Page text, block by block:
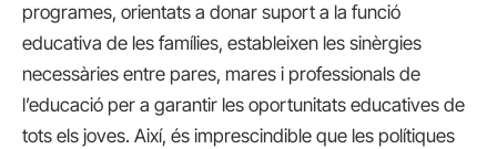
programes, orientats a donar suport a la funció
educativa de les famílies, estableixen les sinèrgies
necessàries entre pares, mares i professionals de
l’educació per a garantir les oportunitats educatives de
tots els joves. Així, és imprescindible que les polítiques